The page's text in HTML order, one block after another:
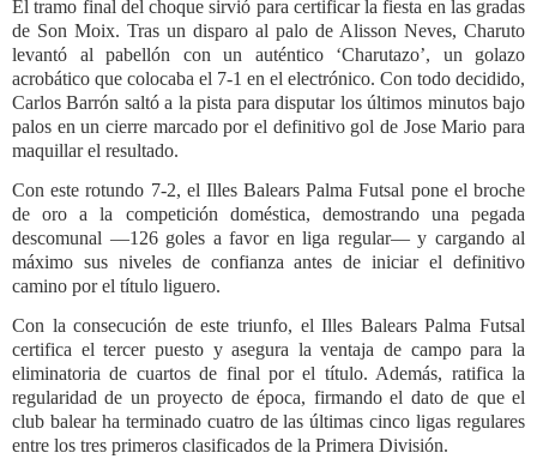
El tramo final del choque sirvió para certificar la fiesta en las gradas
de Son Moix. Tras un disparo al palo de Alisson Neves, Charuto
levantó al pabellón con un auténtico ‘Charutazo’, un golazo
acrobático que colocaba el 7-1 en el electrónico. Con todo decidido,
Carlos Barrón saltó a la pista para disputar los últimos minutos bajo
palos en un cierre marcado por el definitivo gol de Jose Mario para
maquillar el resultado.
Con este rotundo 7-2, el Illes Balears Palma Futsal pone el broche
de oro a la competición doméstica, demostrando una pegada
descomunal —126 goles a favor en liga regular— y cargando al
máximo sus niveles de confianza antes de iniciar el definitivo
camino por el título liguero.
Con la consecución de este triunfo, el Illes Balears Palma Futsal
certifica el tercer puesto y asegura la ventaja de campo para la
eliminatoria de cuartos de final por el título. Además, ratifica la
regularidad de un proyecto de época, firmando el dato de que el
club balear ha terminado cuatro de las últimas cinco ligas regulares
entre los tres primeros clasificados de la Primera División.